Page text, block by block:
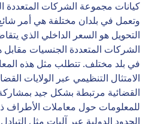
وتعمل في بلدان مختلفة هي أمر
التحويل هو السعر الداخلي الذي
الشركات المتعددة الجنسيات
في بلد مختلف. تتطلب مثل هذه
الامتثال التنظيمي عبر الولايات
القضائية مرتبطة بشكل جيد